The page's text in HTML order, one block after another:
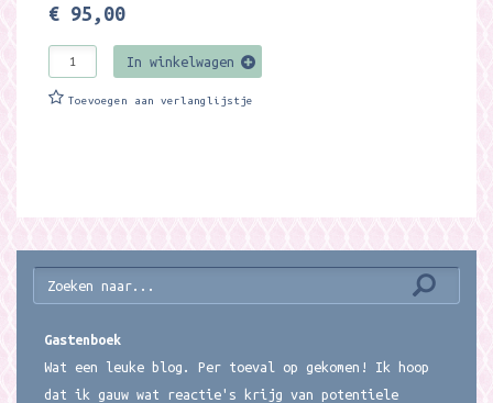
€ 95,00
In winkelwagen
Toevoegen aan verlanglijstje
Gastenboek
Wat een leuke blog. Per toeval op gekomen! Ik hoop
dat ik gauw wat reactie's krijg van potentiele